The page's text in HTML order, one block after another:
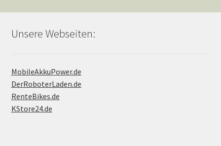
Unsere Webseiten:
MobileAkkuPower.de
DerRoboterLaden.de
RenteBikes.de
KStore24.de